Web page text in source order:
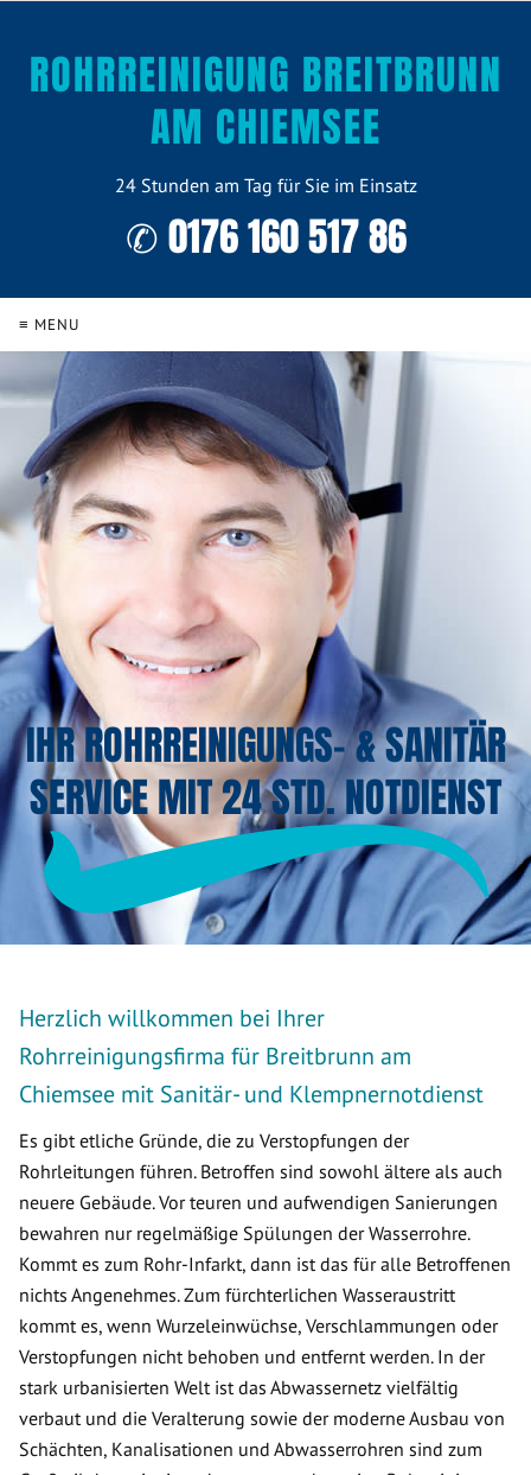
ROHRREINIGUNG BREITBRUNN
AM CHIEMSEE
24 Stunden am Tag für Sie im Einsatz
✆ 0176 160 517 86
≡ MENU
IHR ROHRREINIGUNGS- & SANITÄR
SERVICE MIT 24 STD. NOTDIENST
Herzlich willkommen bei Ihrer
Rohrreinigungsfirma für Breitbrunn am
Chiemsee mit Sanitär- und Klempnernotdienst
Es gibt etliche Gründe, die zu Verstopfungen der
Rohrleitungen führen. Betroffen sind sowohl ältere als auch
neuere Gebäude. Vor teuren und aufwendigen Sanierungen
bewahren nur regelmäßige Spülungen der Wasserrohre.
Kommt es zum Rohr-Infarkt, dann ist das für alle Betroffenen
nichts Angenehmes. Zum fürchterlichen Wasseraustritt
kommt es, wenn Wurzeleinwüchse, Verschlammungen oder
Verstopfungen nicht behoben und entfernt werden. In der
stark urbanisierten Welt ist das Abwassernetz vielfältig
verbaut und die Veralterung sowie der moderne Ausbau von
Schächten, Kanalisationen und Abwasserrohren sind zum